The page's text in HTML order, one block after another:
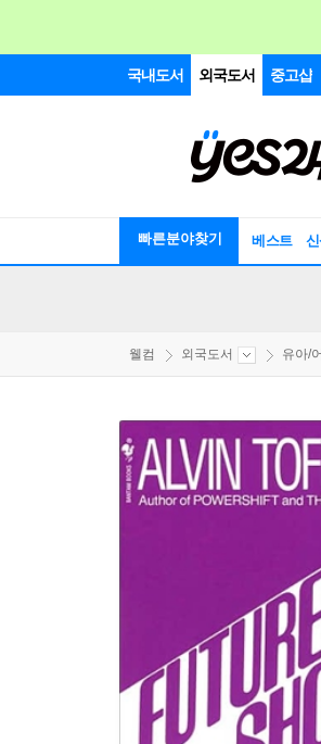
국내도서 외국도서 중고샵
빠른분야찾기 베스트
웰컴 외국도서 유아/